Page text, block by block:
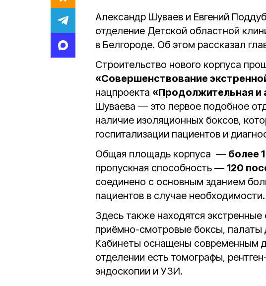
Александр Шуваев и Евгений
отделение Детской областной
в Белгороде. Об этом рассказал
Строительство нового корпуса
«Совершенствование
нацпроекта «Продолжительная и
Шуваева — это первое подобное
наличие изоляционных боксов,
госпитализации пациентов и
Общая площадь корпуса — более
пропускная способность — 120
соединено с основным зданием
пациентов в случае необходимости.
Здесь также находятся
приёмно-смотровые боксы, палаты
Кабинеты оснащены современным
отделении есть томографы,
эндоскопии и УЗИ.